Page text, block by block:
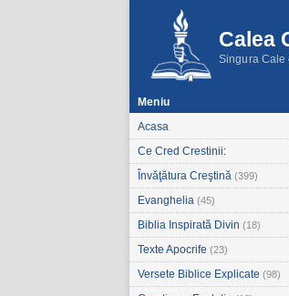
Calea
Singura Cale
Meniu
Acasa
Ce Cred Crestinii:
Învăţătura Creştină (399)
Evanghelia (45)
Biblia Inspirată Divin (18)
Texte Apocrife (23)
Versete Biblice Explicate (98)